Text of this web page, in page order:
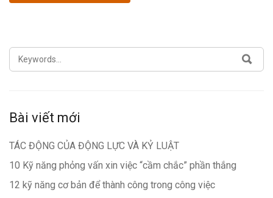
SEARCH
FOR:
Bài viết mới
TÁC ĐỘNG CỦA ĐỘNG LỰC VÀ KỶ LUẬT
10 Kỹ năng phỏng vấn xin việc “cầm chắc” phần thắng
12 kỹ năng cơ bản để thành công trong công việc